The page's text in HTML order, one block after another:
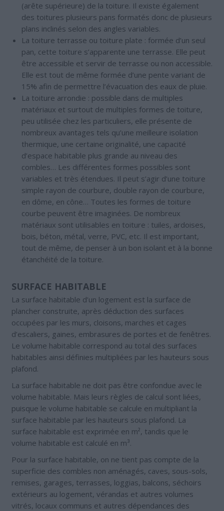
(arête supérieure) de la toiture. Il existe également
des toitures plusieurs pans formatés donc de plusieurs
plans inclinés selon des angles variables.
La toiture terrasse ou toiture plate : formée d’un seul
pan, cette toiture s’apparente une terrasse. Elle peut
être accessible et servir de terrasse ou non accessible.
Elle est tout de même formée d’une pente variant de
15% afin de permettre l’évacuation des eaux de pluie.
La toiture arrondie : possible dans de multiples
matériaux et surtout de multiples formes de toiture,
peu utilisée chez les particuliers, elle présente de
nombreux avantages tels qu’une meilleure isolation
thermique, une certaine originalité, une capacité
d’espace habitable plus grande au niveau des
combles… Les différentes formes possibles sont
variables et très étendues. Il peut s’agir d’une toiture
simple rayon de courbure, double rayon de courbure,
en dôme, en cône… Toutes les formes de toiture
courbe peuvent être imaginées. De nombreux
matériaux sont utilisables en toiture : tuiles, ardoises,
bois, béton, métal, verre, PVC, etc. Il est important,
tout de même, de penser à un bon isolant et à la bonne
étanchéité de la toiture.
SURFACE HABITABLE
La surface habitable d’un logement est la surface de
plancher construite, après déduction des surfaces
occupées par les murs, cloisons, marches et cages
d’escaliers, gaines, embrasures de portes et de fenêtres.
Le volume habitable correspond au total des surfaces
habitables ainsi définies multipliées par les hauteurs sous
plafond.
La surface habitable ne doit pas être confondue avec le
volume habitable. Mais leurs règles de calcul sont liées,
puisque le volume habitable se calcule en multipliant la
surface habitable par les hauteurs sous plafond. La
surface habitable est exprimée en m², tandis que le
volume habitable est calculé en m³.
Pour la surface habitable, on ne tient pas compte de la
superficie des combles non aménagés, caves, sous-sols,
remises, garages, terrasses, loggias, balcons, séchoirs
extérieurs au logement, vérandas et autres volumes
vitrés, locaux communs et autres dépendances des